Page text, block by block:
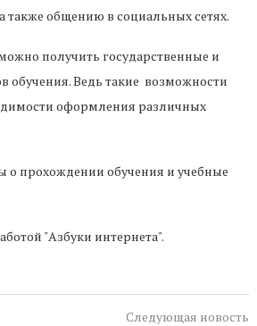
также общению в социальных сетях.
получить государственные и
обучения. Ведь такие возможности
оформления различных
прохождении обучения и учебные
"Азбуки интернета".
Следующая новость